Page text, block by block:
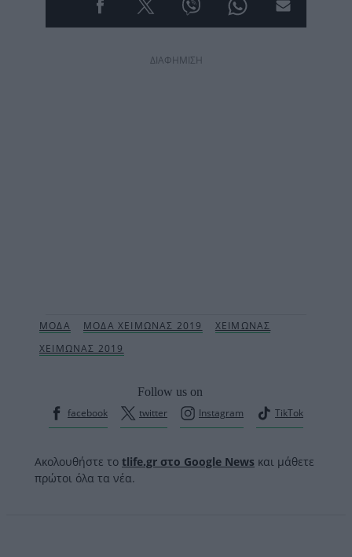
ΔΙΑΦΗΜΙΣΗ
Follow us on
facebook
twitter Instagram TikTok
Ακολουθήστε το tlife.gr στο Google News και μάθετε
πρώτοι όλα τα νέα.